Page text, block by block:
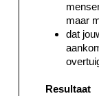
maar
dat
Resultaat